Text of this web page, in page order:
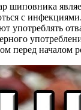
шиповника
с
употреблять
перед началом